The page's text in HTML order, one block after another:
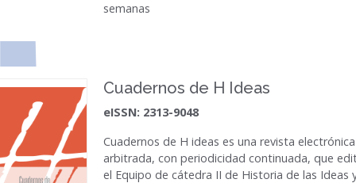
semanas
Cuadernos de H Ideas
eISSN: 2313-9048
Cuadernos de H ideas es una revista electrónica
arbitrada, con periodicidad continuada, que
el Equipo de cátedra II de Historia de las Ideas